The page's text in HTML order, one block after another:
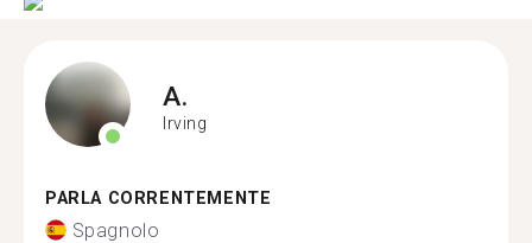
A.
Irving
PARLA CORRENTEMENTE
Spagnolo